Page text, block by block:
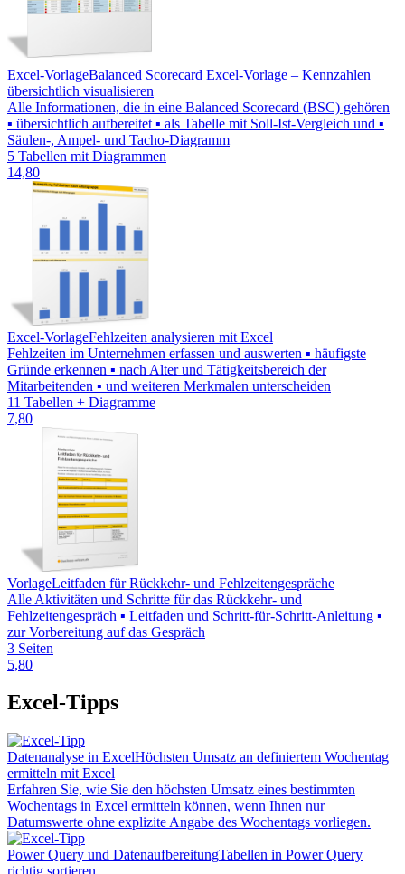
Excel-VorlageBalanced Scorecard Excel-Vorlage – Kennzahlen
übersichtlich visualisieren
Alle Informationen, die in eine Balanced Scorecard (BSC) gehören
▪ übersichtlich aufbereitet ▪ als Tabelle mit Soll-Ist-Vergleich und ▪
Säulen-, Ampel- und Tacho-Diagramm
5 Tabellen mit Diagrammen
14,80
Excel-VorlageFehlzeiten analysieren mit Excel
Fehlzeiten im Unternehmen erfassen und auswerten ▪ häufigste
Gründe erkennen ▪ nach Alter und Tätigkeitsbereich der
Mitarbeitenden ▪ und weiteren Merkmalen unterscheiden
11 Tabellen + Diagramme
7,80
VorlageLeitfaden für Rückkehr- und Fehlzeitengespräche
Alle Aktivitäten und Schritte für das Rückkehr- und
Fehlzeitengespräch ▪ Leitfaden und Schritt-für-Schritt-Anleitung ▪
zur Vorbereitung auf das Gespräch
3 Seiten
5,80
Excel-Tipps
Datenanalyse in ExcelHöchsten Umsatz an definiertem Wochentag
ermitteln mit Excel
Erfahren Sie, wie Sie den höchsten Umsatz eines bestimmten
Wochentags in Excel ermitteln können, wenn Ihnen nur
Datumswerte ohne explizite Angabe des Wochentags vorliegen.
Power Query und DatenaufbereitungTabellen in Power Query